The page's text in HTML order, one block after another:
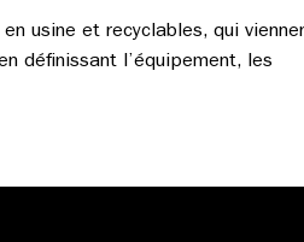
usine et recyclables, qui
définissant l’équipement, les